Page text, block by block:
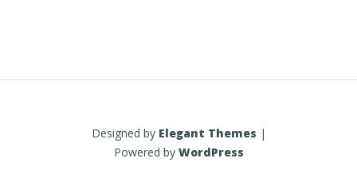
Designed by Elegant Themes |
Powered by WordPress